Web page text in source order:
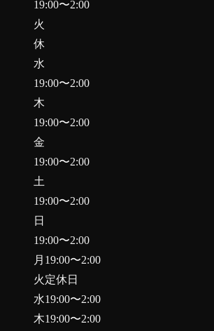
19:00〜2:00
火
休
水
19:00〜2:00
木
19:00〜2:00
金
19:00〜2:00
土
19:00〜2:00
日
19:00〜2:00
月 19:00〜2:00
火定休日
水19:00〜2:00
木19:00〜2:00